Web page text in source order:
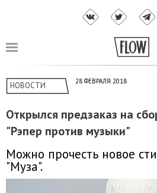
НОВОСТИ 28 ФЕВРАЛЯ 2018
Открылся предзаказ на
"Рэпер против музыки"
Можно прочесть новое
"Муза".